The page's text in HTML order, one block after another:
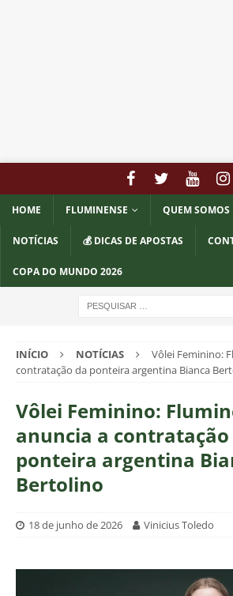
HOME FLUMINENSE QUEM SOMOS
NOTÍCIAS 💰 DICAS DE APOSTAS
COPA DO MUNDO 2026
INÍCIO NOTÍCIAS
Vôlei Feminino:
contratação da ponteira argentina Bianca
Vôlei Feminino:
anuncia a contratação
ponteira argentina
Bertolino
18 de junho de 2026 Vinicius Toledo